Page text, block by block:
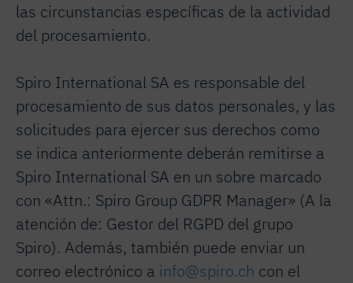
las circunstancias específicas de la actividad
del procesamiento.
Spiro International SA es responsable del
procesamiento de sus datos personales, y las
solicitudes para ejercer sus derechos como
se indica anteriormente deberán remitirse a
Spiro International SA en un sobre marcado
con «Attn.: Spiro Group GDPR Manager» (A la
atención de: Gestor del RGPD del grupo
Spiro). Además, también puede enviar un
correo electrónico a info@spiro.ch con el